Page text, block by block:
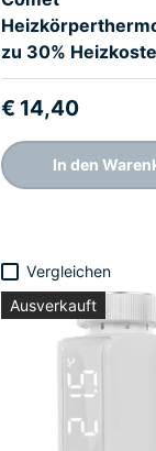
zu 30%
€ 14,40
In den
Vergleichen
Ausverkauft